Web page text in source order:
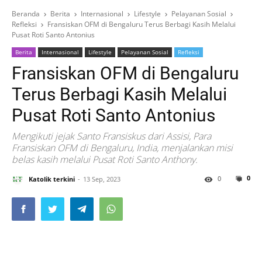
Beranda Berita Internasional Lifestyle
Pelayanan Sosial
Refleksi
Fransiskan OFM di Bengaluru Terus Berbagi Kasih Melalui
Pusat Roti Santo Antonius
Berita Internasional Lifestyle Pelayanan Sosial Refleksi
Fransiskan OFM di Bengaluru
Terus Berbagi Kasih Melalui
Pusat Roti Santo Antonius
Mengikuti jejak Santo Fransiskus dari Assisi, Para
Fransiskan OFM di Bengaluru, India, menjalankan misi
belas kasih melalui Pusat Roti Santo Anthony.
Katolik terkini 13 Sep, 2023 0
0